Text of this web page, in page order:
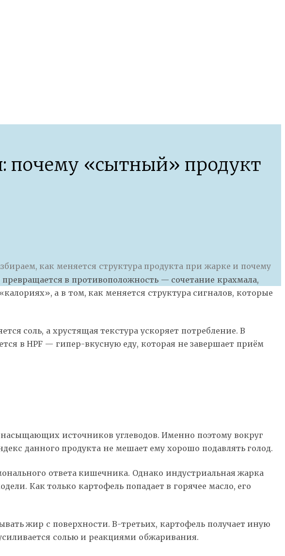
почему «сытный» продукт
как меняется структура продукта при жарке и почему
в противоположность — сочетание крахмала,
а в том, как меняется структура сигналов, которые
соль, а хрустящая текстура ускоряет потребление. В
в HPF — гипер-вкусную еду, которая не завершает приём
источников углеводов. Именно поэтому вокруг
данного продукта не мешает ему хорошо подавлять голод.
ответа кишечника. Однако индустриальная жарка
Как только картофель попадает в горячее масло, его
жир с поверхности. В-третьих, картофель получает иную
солью и реакциями обжаривания.